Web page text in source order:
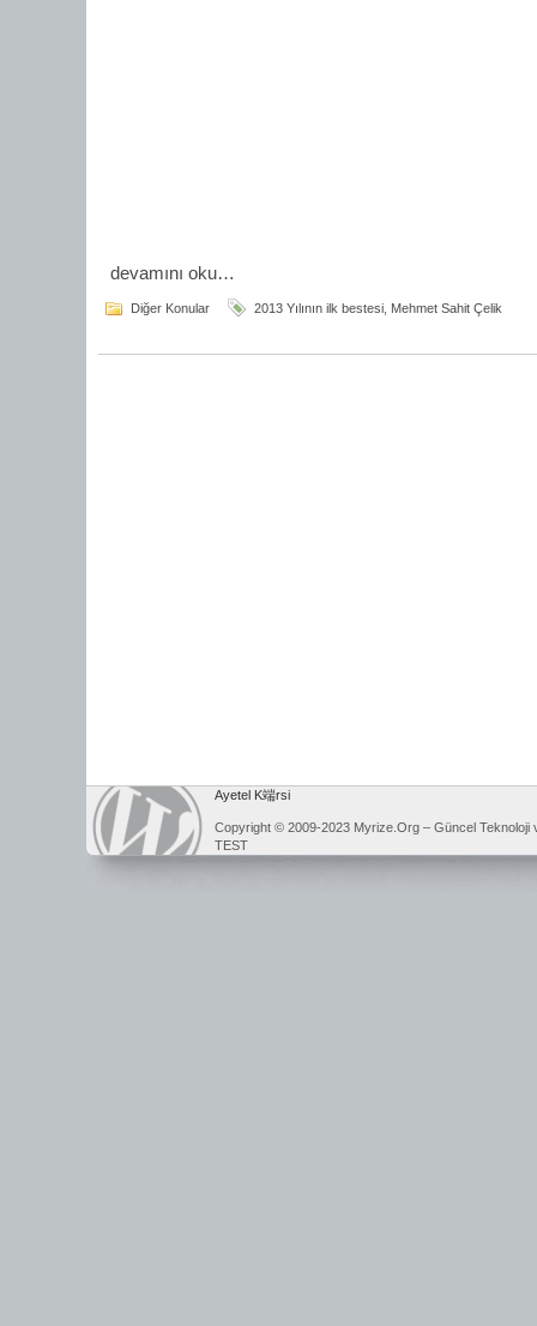
devamını oku…
Diğer Konular 2013 Yılının ilk bestesi Mehmet Sahit Çelik
Ayetel K端rsi
Copyright © 2009-2023 Myrize.Org – Güncel Teknoloji
TEST